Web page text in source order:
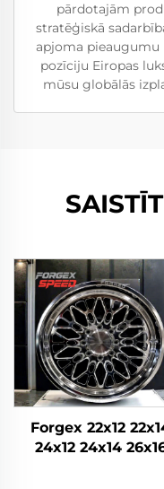
pārdotajām
stratēģiskā
apjoma pieaugumu
pozīciju Eiropas
mūsu globālās
Forgex 22x12
24x12 24x14